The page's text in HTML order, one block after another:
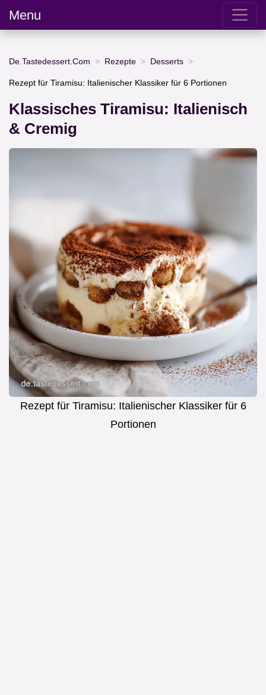
Menu
De.Tastedessert.Com Rezepte Desserts
Rezept für Tiramisu: Italienischer Klassiker für 6 Portionen
Klassisches Tiramisu: Italienisch
& Cremig
Rezept für Tiramisu: Italienischer Klassiker für 6
Portionen